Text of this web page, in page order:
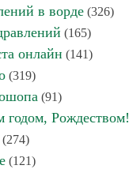
в ворде(326)
(165)
онлайн (141)
(319)
(91)
Рождеством!
(121)